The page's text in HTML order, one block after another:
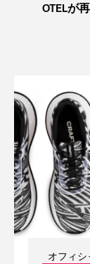
OTELが
オフィシ